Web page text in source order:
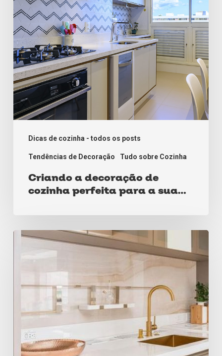
Dicas de cozinha - todos os posts
Tendências de Decoração Tudo sobre Cozinha
perfeita
para
a
sua
casa
Criando a decoração de
cozinha perfeita para a sua
Torneiras
banheiro?
as
opções